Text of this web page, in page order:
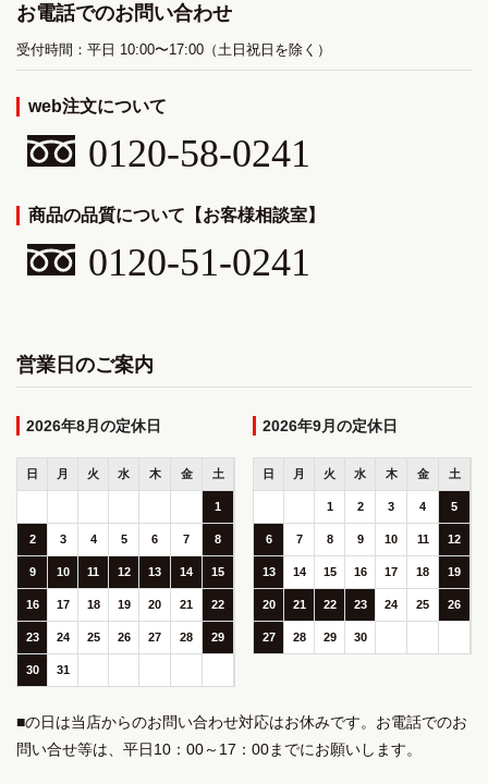
お電話でのお問い合わせ
受付時間：平日 10:00〜17:00（土日祝日を除く）
web注文について
0120-58-0241
商品の品質について【お客様相談室】
0120-51-0241
営業日のご案内
2026年8月
日 月 火 水 木 金 土
1
2 3 4 5 6 7 8
9 10 11 12 13 14 15
16 17 18 19 20 21 22
23 24 25 26 27 28 29
30 31
2026年9月
日 月 火 水 木 金 土
1 2 3 4 5
6 7 8 9 10 11 12
13 14 15 16 17 18 19
20 21 22 23 24 25 26
27 28 29 30
■の日は当店からのお問い合わせ対応はお休みです。お電話でのお
問い合せ等は、平日10：00～17：00までにお願いします。